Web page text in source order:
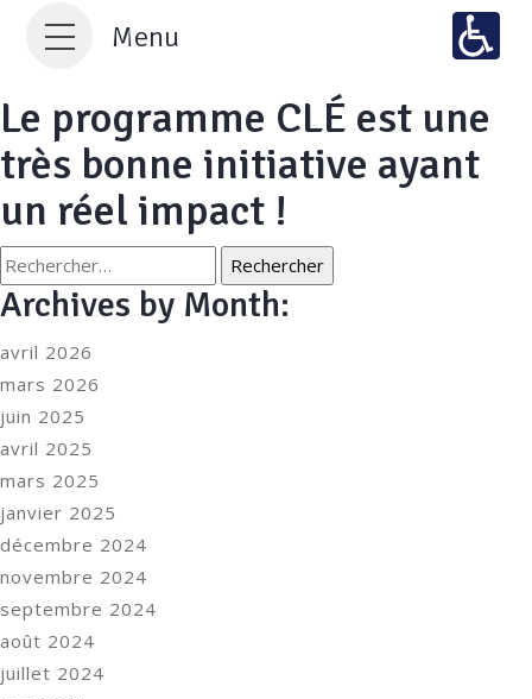
Menu
Le programme CLÉ est une
très bonne initiative ayant
un réel impact !
Rechercher :
Archives by Month:
avril 2026
mars 2026
juin 2025
avril 2025
mars 2025
janvier 2025
décembre 2024
novembre 2024
septembre 2024
août 2024
juillet 2024